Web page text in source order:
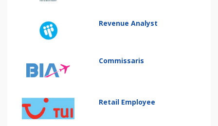
Revenue Analyst
Commissaris
Retail Employee